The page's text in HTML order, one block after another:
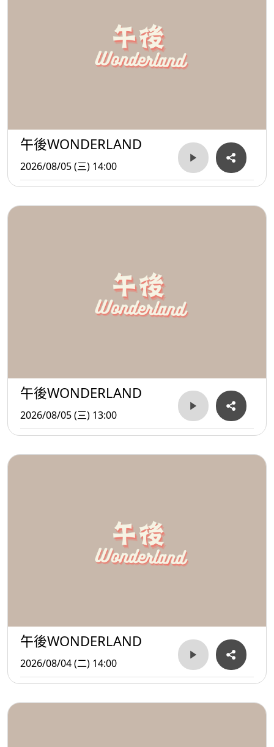
午後WONDERLAND
2026/08/05 (三) 14:00
午後WONDERLAND
2026/08/05 (三) 13:00
午後WONDERLAND
2026/08/04 (二) 14:00